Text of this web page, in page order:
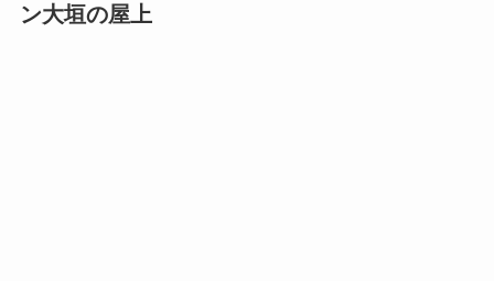
ン大垣の屋上